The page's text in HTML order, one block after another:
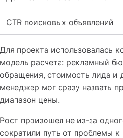
CTR поисковых объявлений
Для проекта использовалась
модель расчета: рекламный
обращения, стоимость лида и
менеджер мог сразу назвать
диапазон цены.
Рост произошел не из-за
сократили путь от проблемы к